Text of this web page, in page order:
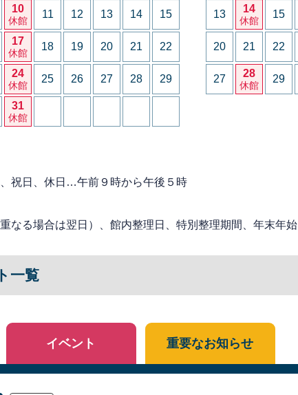
10
休館
11 12 13 14 15
17
休館
18 19 20 21 22
24
休館
25 26 27 28 29
31
休館
13 14
休館
15
20 21 22
27 28
休館
29
祝日、休日…午前９時から午後５時
なる場合は翌日）、館内整理日、特別整理期間、年末年始
一覧
イベント 重要なお知らせ